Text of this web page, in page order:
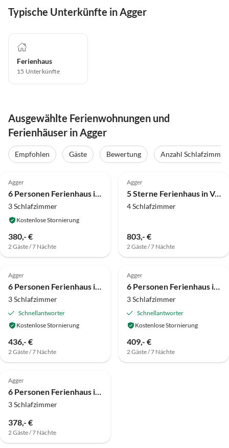
Typische Unterkünfte in Agger
Ferienhaus
15 Unterkünfte
Ausgewählte Ferienwohnungen und
Ferienhäuser in Agger
Empfohlen Gäste Bewertung
Anzahl Schlafzimmer
Agger
6 Personen Ferienhaus in Vestervig-By Traum
3 Schlafzimmer
Kostenlose Stornierung
380,- €
2 Gäste / 7 Nächte
Agger
5 Sterne Ferienhaus in Vestervig-By Traum
4 Schlafzimmer
803,- €
2 Gäste / 7 Nächte
4.0 (5)
Agger
6 Personen Ferienhaus in Vestervig-By Traum
3 Schlafzimmer
Schnellantworter
Kostenlose Stornierung
436,- €
2 Gäste / 7 Nächte
4.0 (3)
Agger
6 Personen Ferienhaus in Vestervig-By Traum
3 Schlafzimmer
Schnellantworter
Kostenlose Stornierung
409,- €
2 Gäste / 7 Nächte
4.0 (3)
Agger
6 Personen Ferienhaus in Vestervig-By Traum
3 Schlafzimmer
378,- €
2 Gäste / 7 Nächte